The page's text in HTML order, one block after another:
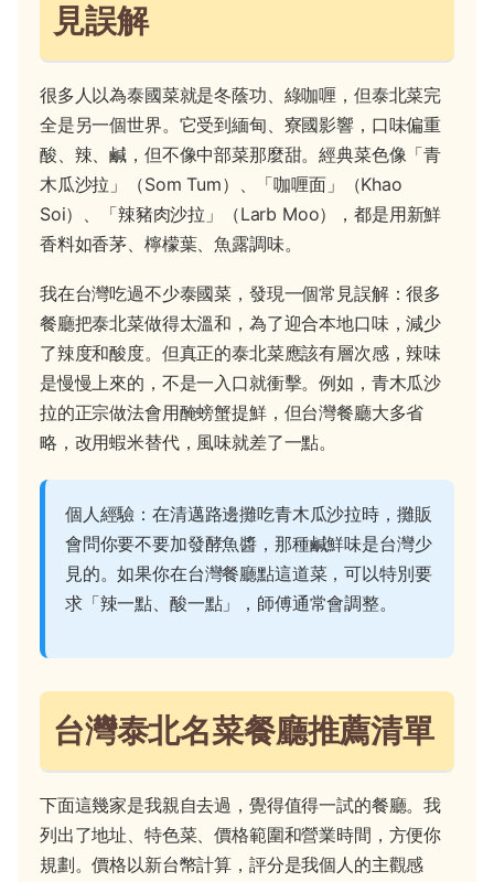
見誤解
很多人以為泰國菜就是冬蔭功、綠咖喱，但泰北菜完
全是另一個世界。它受到緬甸、寮國影響，口味偏重
酸、辣、鹹，但不像中部菜那麼甜。經典菜色像「青
木瓜沙拉」（Som Tum）、「咖喱面」（Khao
Soi）、「辣豬肉沙拉」（Larb Moo），都是用新鮮
香料如香茅、檸檬葉、魚露調味。
我在台灣吃過不少泰國菜，發現一個常見誤解：很多
餐廳把泰北菜做得太溫和，為了迎合本地口味，減少
了辣度和酸度。但真正的泰北菜應該有層次感，辣味
是慢慢上來的，不是一入口就衝擊。例如，青木瓜沙
拉的正宗做法會用醃螃蟹提鮮，但台灣餐廳大多省
略，改用蝦米替代，風味就差了一點。
個人經驗：在清邁路邊攤吃青木瓜沙拉時，攤販
會問你要不要加發酵魚醬，那種鹹鮮味是台灣少
見的。如果你在台灣餐廳點這道菜，可以特別要
求「辣一點、酸一點」，師傅通常會調整。
台灣泰北名菜餐廳推薦清單
下面這幾家是我親自去過，覺得值得一試的餐廳。我
列出了地址、特色菜、價格範圍和營業時間，方便你
規劃。價格以新台幣計算，評分是我個人的主觀感